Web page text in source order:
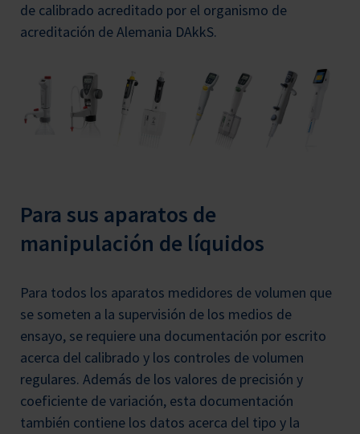
de calibrado acreditado por el organismo de
acreditación de Alemania DAkkS.
Para sus aparatos de
manipulación de líquidos
Para todos los aparatos medidores de volumen que
se someten a la supervisión de los medios de
ensayo, se requiere una documentación por escrito
acerca del calibrado y los controles de volumen
regulares. Además de los valores de precisión y
coeficiente de variación, esta documentación
también contiene los datos acerca del tipo y la